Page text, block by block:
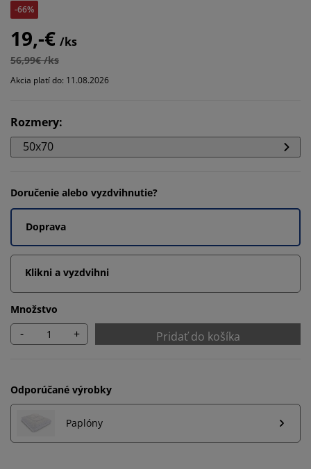
-66%
19,-€ /ks
56,99€ /ks
Akcia platí do: 11.08.2026
Rozmery:
50x70
Doručenie alebo vyzdvihnutie?
Doprava
Klikni a vyzdvihni
Množstvo
- + Pridať do košíka
Odporúčané výrobky
Paplóny